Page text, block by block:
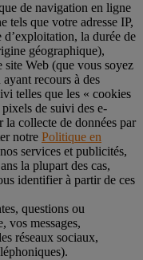
de navigation en ligne
tels que votre adresse IP,
la durée de
géographique),
site Web (que vous soyez
recours à des
telles que les « cookies
de suivi des e-
collecte de données par
notre Politique en
services et publicités,
la plupart des cas,
identifier à partir de ces
questions ou
vos messages,
réseaux sociaux,